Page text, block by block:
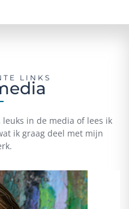
LINKS
in de media of lees ik
ik graag deel met mijn